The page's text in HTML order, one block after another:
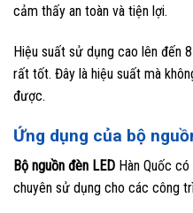
cảm thấy an toàn và tiện lợi.
Hiệu suất sử dụng cao lên đến
rất tốt. Đây là hiệu suất mà
được.
Ứng dụng của bộ
Bộ nguồn đèn LED Hàn Quốc
chuyên sử dụng cho các công